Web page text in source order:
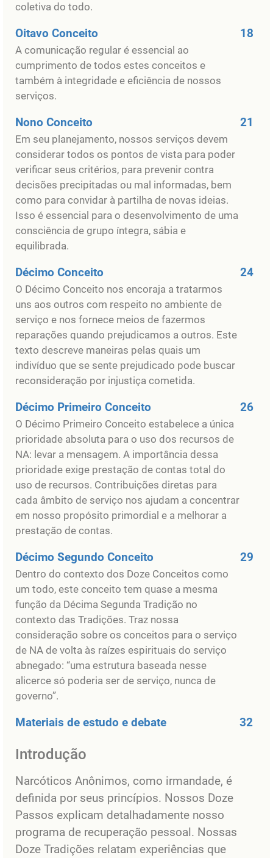
coletiva do todo.
Oitavo Conceito 18
A comunicação regular é essencial ao
cumprimento de todos estes conceitos e
também à integridade e eficiência de nossos
serviços.
Nono Conceito 21
Em seu planejamento, nossos serviços devem
considerar todos os pontos de vista para poder
verificar seus critérios, para prevenir contra
decisões precipitadas ou mal informadas, bem
como para convidar à partilha de novas ideias.
Isso é essencial para o desenvolvimento de uma
consciência de grupo íntegra, sábia e
equilibrada.
Décimo Conceito 24
O Décimo Conceito nos encoraja a tratarmos
uns aos outros com respeito no ambiente de
serviço e nos fornece meios de fazermos
reparações quando prejudicamos a outros. Este
texto descreve maneiras pelas quais um
indivíduo que se sente prejudicado pode buscar
reconsideração por injustiça cometida.
Décimo Primeiro Conceito 26
O Décimo Primeiro Conceito estabelece a única
prioridade absoluta para o uso dos recursos de
NA: levar a mensagem. A importância dessa
prioridade exige prestação de contas total do
uso de recursos. Contribuições diretas para
cada âmbito de serviço nos ajudam a concentrar
em nosso propósito primordial e a melhorar a
prestação de contas.
Décimo Segundo Conceito 29
Dentro do contexto dos Doze Conceitos como
um todo, este conceito tem quase a mesma
função da Décima Segunda Tradição no
contexto das Tradições. Traz nossa
consideração sobre os conceitos para o serviço
de NA de volta às raízes espirituais do serviço
abnegado: “uma estrutura baseada nesse
alicerce só poderia ser de serviço, nunca de
governo”.
Materiais de estudo e debate 32
Introdução
Narcóticos Anônimos, como irmandade, é
definida por seus princípios. Nossos Doze
Passos explicam detalhadamente nosso
programa de recuperação pessoal. Nossas
Doze Tradições relatam experiências que